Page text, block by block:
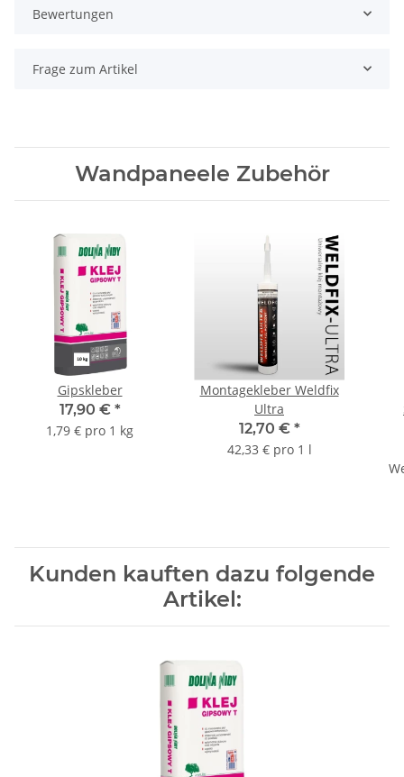
Bewertungen
Frage zum Artikel
Wandpaneele Zubehör
Gipskleber
17,90 € *
1,79 € pro 1 kg
Montagekleber Weldfix
Ultra
12,70 € *
42,33 € pro 1 l
Kunden kauften dazu folgende
Artikel: